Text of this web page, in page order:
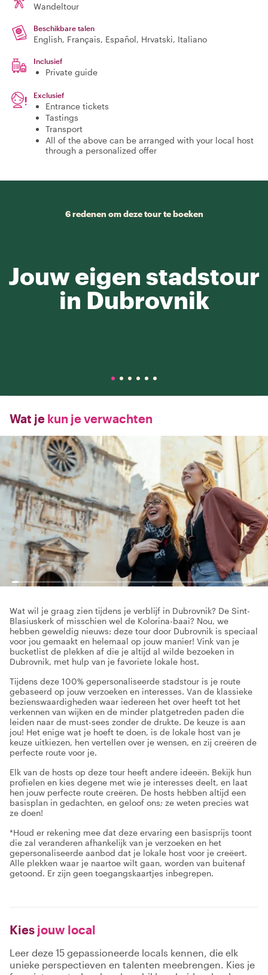
Wandeltour
Beschikbare talen
English, Français, Español, Hrvatski, Italiano
Inclusief
Private guide
Exclusief
Entrance tickets
Tastings
Transport
All of the above can be arranged with your local host
through a personalized offer
6 redenen om deze tour te boeken
Jouw eigen stadstour
in Dubrovnik
Wat je kun je verwachten
Wat wil je graag zien tijdens je verblijf in Dubrovnik? De Sint-
Blasiuskerk of misschien wel de Kolorina-baai? Nou, we
hebben geweldig nieuws: deze tour door Dubrovnik is speciaal
voor jou gemaakt en helemaal op jouw manier! Vink van je
bucketlist de plekken af die je altijd al wilde bezoeken in
Dubrovnik, met hulp van je favoriete lokale host.
Tijdens deze 100% gepersonaliseerde stadstour is je route
gebaseerd op jouw verzoeken en interesses. Van de klassieke
bezienswaardigheden waar iedereen het over heeft tot het
verkennen van wijken en de minder platgetreden paden die
leiden naar de must-sees zonder de drukte. De keuze is aan
jou! Het enige wat je hoeft te doen, is de lokale host van je
keuze uitkiezen, hen vertellen over je wensen, en zij creëren de
perfecte route voor je.
Elk van de hosts op deze tour heeft andere ideeën. Bekijk hun
profielen en kies degene met wie je interesses deelt, en laat
hen jouw perfecte route creëren. De hosts hebben altijd een
basisplan in gedachten, en geloof ons; ze weten precies wat
ze doen!
*Houd er rekening mee dat deze ervaring een basisprijs toont
die zal veranderen afhankelijk van je verzoeken en het
gepersonaliseerde aanbod dat je lokale host voor je creëert.
Alle plekken waar je naartoe wilt gaan, worden van buitenaf
getoond. Er zijn geen toegangskaartjes inbegrepen.
Kies jouw local
Leer deze 15 gepassioneerde locals kennen, die elk
unieke perspectieven en talenten meebrengen. Kies je